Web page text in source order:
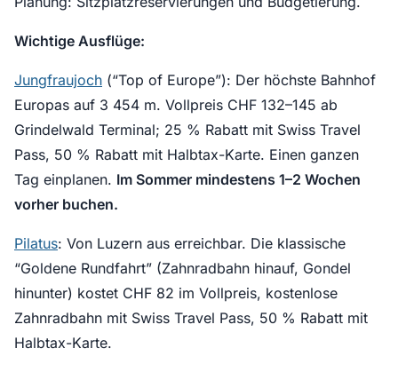
Wichtige Ausflüge:
Jungfraujoch (“Top of Europe”): Der höchste Bahnhof
Europas auf 3 454 m. Vollpreis CHF 132–145 ab
Grindelwald Terminal; 25 % Rabatt mit Swiss Travel
Pass, 50 % Rabatt mit Halbtax-Karte. Einen ganzen
Tag einplanen. Im Sommer mindestens 1–2 Wochen
vorher buchen.
Pilatus: Von Luzern aus erreichbar. Die klassische
“Goldene Rundfahrt” (Zahnradbahn hinauf, Gondel
hinunter) kostet CHF 82 im Vollpreis, kostenlose
Zahnradbahn mit Swiss Travel Pass, 50 % Rabatt mit
Halbtax-Karte.